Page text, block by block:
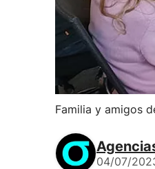
Familia y amigos
04/07/